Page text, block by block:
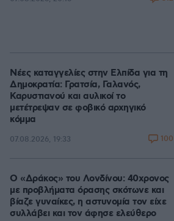
Νέες καταγγελίες στην Ελπίδα για τη
Δημοκρατία: Γρατσία, Γαλανός,
Καρυστιανού και αυλικοί το
μετέτρεψαν σε φοβικό αρχηγικό
κόμμα
07.08.2026, 19:33 100
Ο «Δράκος» του Λονδίνου: 40χρονος
με προβλήματα όρασης σκότωνε και
βίαζε γυναίκες, η αστυνομία τον είχε
συλλάβει και τον άφησε ελεύθερο